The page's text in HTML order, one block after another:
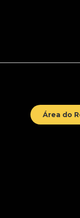
Área do